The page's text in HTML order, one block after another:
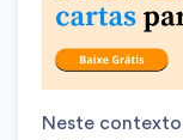
Neste